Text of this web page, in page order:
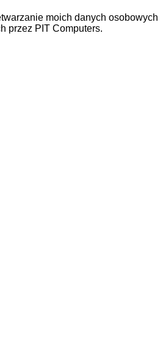
moich danych osobowych
przez PIT Computers.